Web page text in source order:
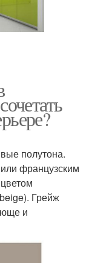
полутона.
французским
Грейж
и